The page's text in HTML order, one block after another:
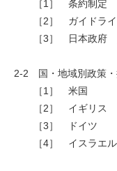
［1］ 条約制定
［2］ ガイドライ
［3］ 日本政府 人
2-2 国・地域別政策・
［1］ 米国
［2］ イギリス
［3］ ドイツ
［4］ イスラエル